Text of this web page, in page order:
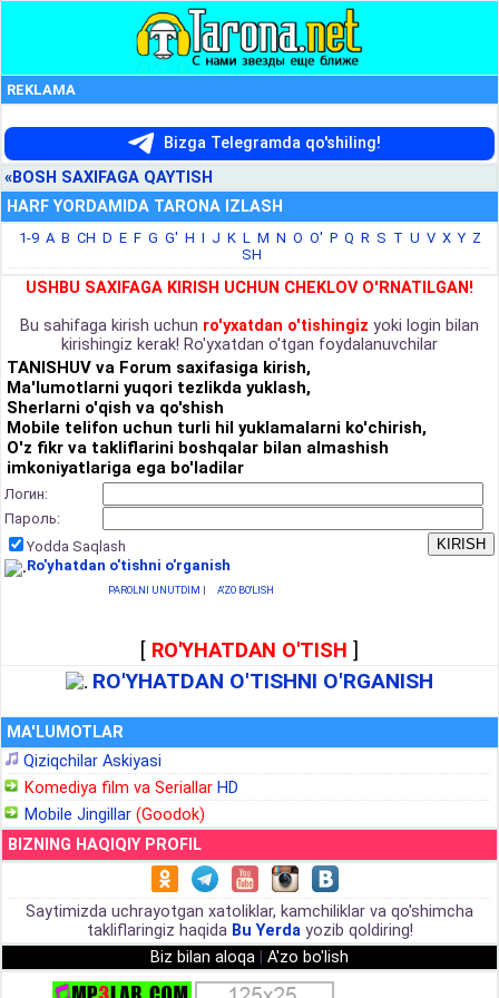
REKLAMA
Bizga Telegramda qo'shiling!
«BOSH SAXIFAGA QAYTISH
HARF YORDAMIDA TARONA IZLASH
1-9 A B CH D E F G G' H I J K L M N O O' P Q R S T U V X Y Z
SH
USHBU SAXIFAGA KIRISH UCHUN CHEKLOV O'RNATILGAN!
Bu sahifaga kirish uchun ro'yxatdan o'tishingiz yoki login bilan
kirishingiz kerak! Ro'yxatdan o'tgan foydalanuvchilar
TANISHUV va Forum saxifasiga kirish,
Ma'lumotlarni yuqori tezlikda yuklash,
Sherlarni o'qish va qo'shish
Mobile telifon uchun turli hil yuklamalarni ko'chirish,
O'z fikr va takliflarini boshqalar bilan almashish
imkoniyatlariga ega bo'ladilar
Логин:
Пароль:
Yodda Saqlash
Ro'yhatdan o'tishni o'rganish
PAROLNI UNUTDIM | A'ZO BO'LISH
[ RO'YHATDAN O'TISH ]
RO'YHATDAN O'TISHNI O'RGANISH
MA'LUMOTLAR
Qiziqchilar Askiyasi
Komediya film va Seriallar HD
Mobile Jingillar (Goodok)
BIZNING HAQIQIY PROFIL
Saytimizda uchrayotgan xatoliklar, kamchiliklar va qo'shimcha
takliflaringiz haqida Bu Yerdayozib qoldiring!
Biz bilan aloqa
A'zo bo'lish